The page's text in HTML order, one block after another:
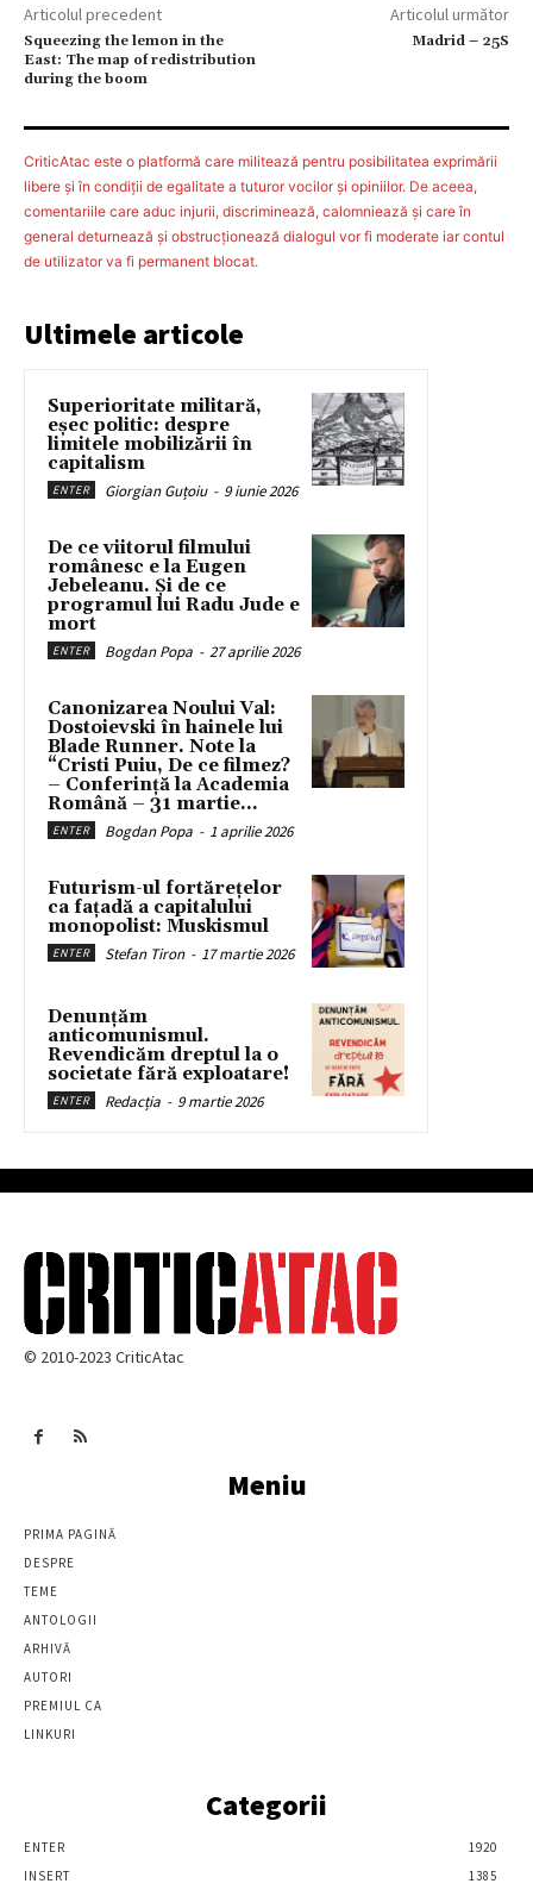
Articolul precedent
Squeezing the lemon in the
East: The map of redistribution
during the boom
Articolul următor
Madrid – 25S
CriticAtac este o platformă care militează pentru posibilitatea exprimării
libere şi în condiţii de egalitate a tuturor vocilor şi opiniilor. De aceea,
comentariile care aduc injurii, discriminează, calomniează şi care în
general deturnează şi obstrucţionează dialogul vor fi moderate iar contul
de utilizator va fi permanent blocat.
Ultimele articole
Superioritate militară,
eșec politic: despre
limitele mobilizării în
capitalism
ENTER Giorgian Guțoiu - 9 iunie 2026
De ce viitorul filmului
românesc e la Eugen
Jebeleanu. Și de ce
programul lui Radu Jude e
mort
ENTER Bogdan Popa - 27 aprilie 2026
Canonizarea Noului Val:
Dostoievski în hainele lui
Blade Runner. Note la
“Cristi Puiu, De ce filmez?
– Conferință la Academia
Română – 31 martie...
ENTER Bogdan Popa - 1 aprilie 2026
Futurism-ul fortărețelor
ca fațadă a capitalului
monopolist: Muskismul
ENTER Stefan Tiron - 17 martie 2026
Denunțăm
anticomunismul.
Revendicăm dreptul la o
societate fără exploatare!
ENTER Redacția - 9 martie 2026
© 2010-2023 CriticAtac
Meniu
PRIMA PAGINĂ
DESPRE
TEME
ANTOLOGII
ARHIVĂ
AUTORI
PREMIUL CA
LINKURI
Categorii
ENTER
1920
INSERT
1385